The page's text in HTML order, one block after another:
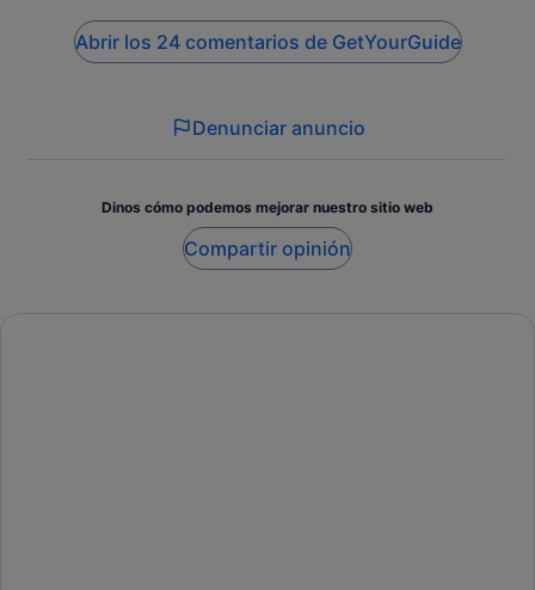
Abrir los 24 comentarios de GetYourGuide
Denunciar anuncio
Dinos cómo podemos mejorar nuestro sitio web
Compartir opinión